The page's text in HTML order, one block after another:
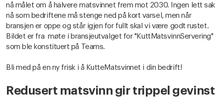
nå målet om å halvere matsvinnet frem mot 2030. Ingen lett sak
nå som bedriftene må stenge ned på kort varsel, men når
bransjen er oppe og står igjen for fullt skal vi være godt rustet.
Bildet er fra møte i bransjeutvalget for "KuttMatsvinnServering"
som ble konstituert på Teams.
Bli med på en ny frisk i å KutteMatsvinnet i din bedrift!
Redusert matsvinn gir trippel gevinst